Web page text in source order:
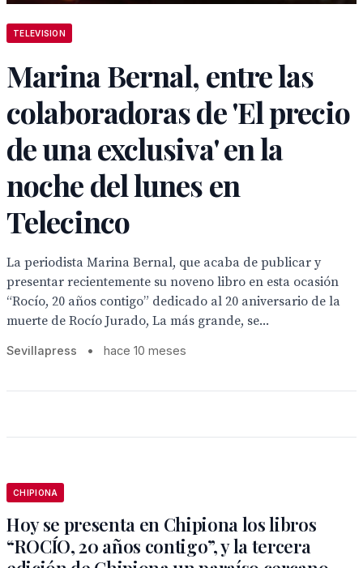
TELEVISION
Marina Bernal, entre las
colaboradoras de 'El precio
de una exclusiva' en la
noche del lunes en
Telecinco
La periodista Marina Bernal, que acaba de publicar y
presentar recientemente su noveno libro en esta ocasión
“Rocío, 20 años contigo” dedicado al 20 aniversario de la
muerte de Rocío Jurado, La más grande, se...
Sevillapress • hace 10 meses
CHIPIONA
Hoy se presenta en Chipiona los libros
“ROCÍO, 20 años contigo”, y la tercera